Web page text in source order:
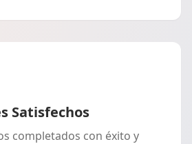
Satisfechos
completados con éxito y